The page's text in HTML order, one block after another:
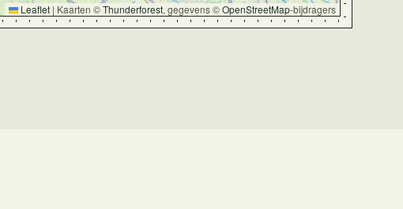
Leaflet | Kaarten ©Thunderforest, gegevens ©OpenStreetMap-bijdragers